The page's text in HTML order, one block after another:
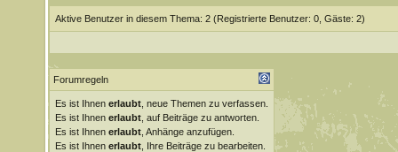
Aktive Benutzer in diesem Thema: 2 (Registrierte Benutzer: 0, Gäste: 2)
Forumregeln
Es ist Ihnen erlaubt, neue Themen zu verfassen.
Es ist Ihnen erlaubt, auf Beiträge zu antworten.
Es ist Ihnen erlaubt, Anhänge anzufügen.
Es ist Ihnen erlaubt, Ihre Beiträge zu bearbeiten.